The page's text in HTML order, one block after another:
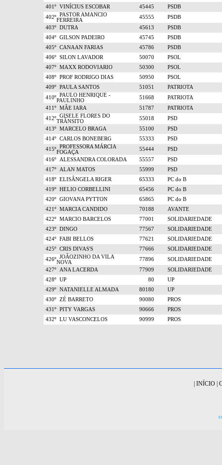
401º VINÍCIUS ESCOBAR 45445
PSDB
402º PASTOR AMANCIO
FERREIRA
45555
PSDB
403º DUTRA 45613
PSDB
404º GILSON PADEIRO 45745
PSDB
405º CANAAN FARIAS 45786
PSDB
406º SILON LAVADOR 50070
PSOL
407º MAXX RODOVIARIO 50300
PSOL
408º PROF RODRIGO DIAS 50950
PSOL
409º PAULA SANTOS 51051
PATRIOTA
410º PAULO HENRIQUE -
PAULINHO
51668
PATRIOTA
411º MÃE IARA 51787
PATRIOTA
412º GISELE FLORES DO
TRÂNSITO
55018
PSD
413º MARCELO BRAGA 55100
PSD
414º CARLOS BONEBERG 55333
PSD
415º PROFESSORA MÁRCIA
FOGAÇA
55444
PSD
416º ALESSANDRA COLORADA 55557
PSD
417º ALAN MATOS 55999
PSD
418º ELISÂNGELA RIGER 65333
PC do B
419º HELIO CORBELLINI 65456
PC do B
420º GIOVANA PYTTON 65865
PC do B
421º MARCIA CANDIDO 70188
AVANTE
422º MARCIO BARCELOS 77001
SOLIDARIEDADE
423º DINGO 77567
SOLIDARIEDADE
424º FABI BELLOS 77621
SOLIDARIEDADE
425º CRIS DIVAS'S 77666
SOLIDARIEDADE
426º JOÃOZINHO DA VILA
NOVA
77896
SOLIDARIEDADE
427º ANA LACERDA 77909
SOLIDARIEDADE
428º UP 80
UP
429º NATANIELLE ALMADA 80180
UP
430º ZÉ BARRETO 90080
PROS
431º PITY VARGAS 90666
PROS
432º LU VASCONCELOS 90999 PROS
| INÍCIO |